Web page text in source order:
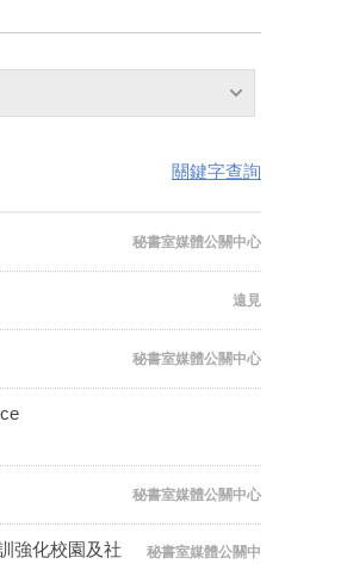
關鍵字查詢
秘書室媒體公關中心
遠見
秘書室媒體公關中心
秘書室媒體公關中心
強化校園及社
秘書室媒體公關中